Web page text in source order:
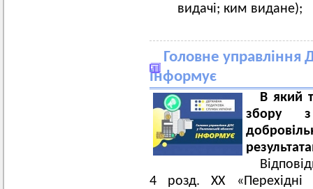
видачі; ким видане);
Головне управління
інформує
В який
збору з
4 розд. ХХ «Перехідні